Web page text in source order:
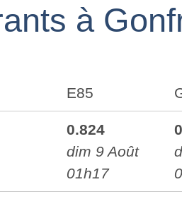
à
E85
0.824
dim 9 Août
01h17